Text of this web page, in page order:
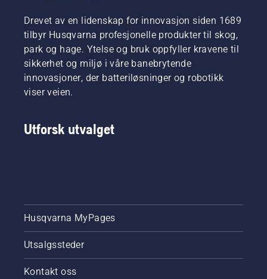
Drevet av en lidenskap for innovasjon siden 1689
tilbyr Husqvarna profesjonelle produkter til skog,
park og hage. Ytelse og bruk oppfyller kravene til
sikkerhet og miljø i våre banebrytende
innovasjoner, der batteriløsninger og robotikk
viser veien.
Utforsk utvalget
Husqvarna MyPages
Utsalgssteder
Kontakt oss